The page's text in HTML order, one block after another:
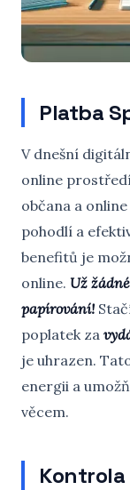
Platba
V dnešní
online
občana a
pohodlí a
benefitů je
online. Už
papírování!
poplatek za
je uhrazen.
energii a
věcem.